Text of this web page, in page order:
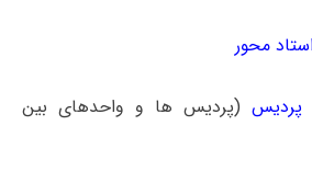
محور
پردیس(پردیس ها و واحدهای بین